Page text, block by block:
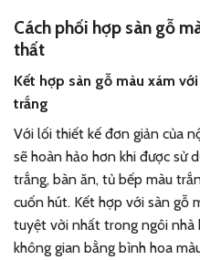
Cách phối hợp sàn gỗ
thất
Kết hợp sàn gỗ màu xám
trắng
Với lối thiết kế đơn giản của
sẽ hoàn hảo hơn khi được sử
trắng, bàn ăn, tủ bếp màu
cuốn hút. Kết hợp với sàn gỗ
tuyệt vời nhất trong ngôi nhà
không gian bằng bình hoa